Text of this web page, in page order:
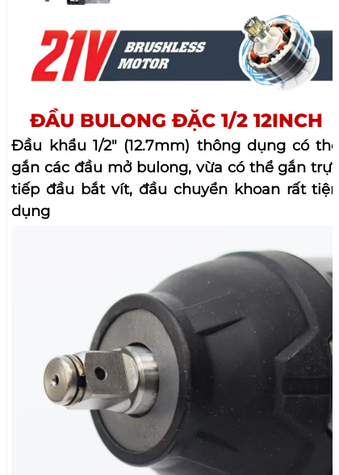
BẢNG ĐIỀU KHIỂN CHỨC NĂNG
Hệ thống đèn báo hiển thị rõ ràng, chính xác
tốc độ chạy và dung lượng pin của máy. Nút
ấn thay đổi tốc độ linh hoạt